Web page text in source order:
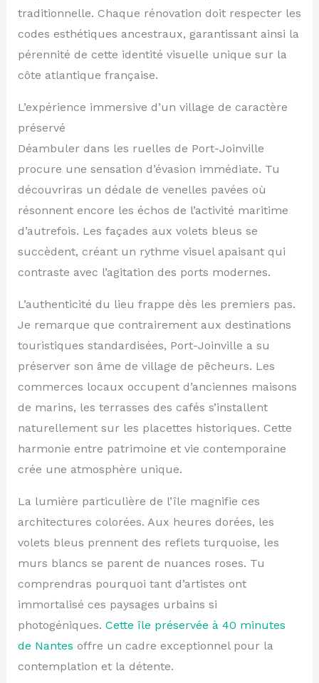
traditionnelle. Chaque rénovation doit respecter les
codes esthétiques ancestraux, garantissant ainsi la
pérennité de cette identité visuelle unique sur la
côte atlantique française.
L’expérience immersive d’un village de caractère
préservé
Déambuler dans les ruelles de Port-Joinville
procure une sensation d’évasion immédiate. Tu
découvriras un dédale de venelles pavées où
résonnent encore les échos de l’activité maritime
d’autrefois. Les façades aux volets bleus se
succèdent, créant un rythme visuel apaisant qui
contraste avec l’agitation des ports modernes.
L’authenticité du lieu frappe dès les premiers pas.
Je remarque que contrairement aux destinations
touristiques standardisées, Port-Joinville a su
préserver son âme de village de pêcheurs. Les
commerces locaux occupent d’anciennes maisons
de marins, les terrasses des cafés s’installent
naturellement sur les placettes historiques. Cette
harmonie entre patrimoine et vie contemporaine
crée une atmosphère unique.
La lumière particulière de l’île magnifie ces
architectures colorées. Aux heures dorées, les
volets bleus prennent des reflets turquoise, les
murs blancs se parent de nuances roses. Tu
comprendras pourquoi tant d’artistes ont
immortalisé ces paysages urbains si
photogéniques. Cette île préservée à 40 minutes
de Nantes offre un cadre exceptionnel pour la
contemplation et la détente.